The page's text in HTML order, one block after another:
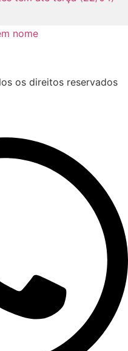
os direitos reservados